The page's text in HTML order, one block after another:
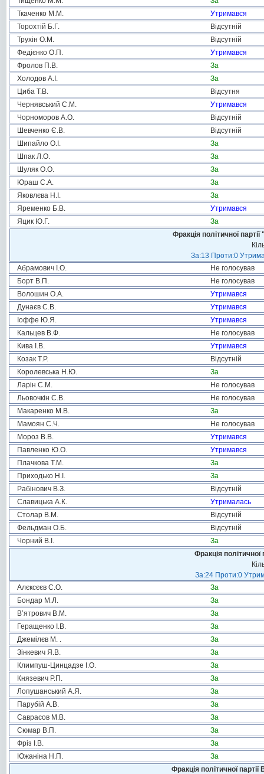
Ткаченко М.М.
Утримався
Торохтій Б.Г.
Відсутній
Трухін О.М.
Відсутній
Федієнко О.П.
Утримався
Фролов П.В.
За
Холодов А.І.
За
Циба Т.В.
Відсутня
Чернявський С.М.
Утримався
Чорноморов А.О.
Відсутній
Шевченко Є.В.
Відсутній
Шипайло О.І.
За
Шпак Л.О.
За
Шуляк О.О.
За
Юраш С.А.
За
Яковлєва Н.І.
За
Яременко Б.В.
Утримався
Яцик Ю.Г.
За
Фракція політичної
За:13 Проти:0
Абрамович І.О.
Не голосував
Борт В.П.
Не голосував
Волошин О.А.
Утримався
Дунаєв С.В.
Утримався
Іоффе Ю.Я.
Утримався
Кальцев В.Ф.
Не голосував
Кива І.В.
Утримався
Козак Т.Р.
Відсутній
Королевська Н.Ю.
За
Ларін С.М.
Не голосував
Льовочкін С.В.
Не голосував
Макаренко М.В.
За
Мамоян С.Ч.
Не голосував
Мороз В.В.
Утримався
Павленко Ю.О.
Утримався
Плачкова Т.М.
За
Приходько Н.І.
За
Рабінович В.З.
Відсутній
Славицька А.К.
Утрималась
Столар В.М.
Відсутній
Фельдман О.Б.
Відсутній
Чорний В.І.
За
Фракція
За:24 Проти:0
Алєксєєв С.О.
За
Бондар М.Л.
За
В’ятрович В.М.
За
Геращенко І.В.
За
Джемілєв М. .
За
Зінкевич Я.В.
За
Климпуш-Цинцадзе І.О.
За
Князевич Р.П.
За
Лопушанський А.Я.
За
Парубій А.В.
За
Саврасов М.В.
За
Сюмар В.П.
За
Фріз І.В.
За
Южаніна Н.П.
За
Фракція політичної